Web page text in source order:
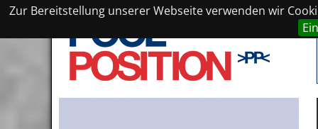
Zur Bereitstellung unserer Webseite verwenden wir